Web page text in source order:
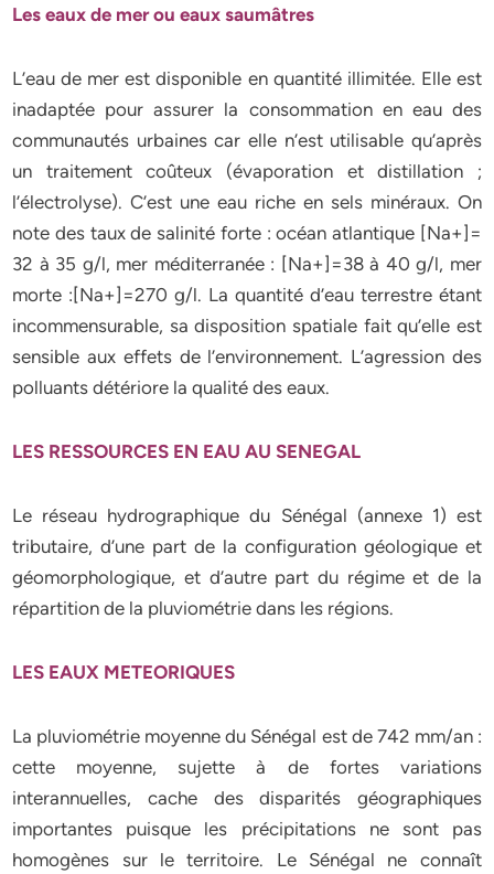
Les eaux de mer ou eaux saumâtres
L’eau de mer est disponible en quantité illimitée. Elle est
inadaptée pour assurer la consommation en eau des
communautés urbaines car elle n’est utilisable qu’après
un traitement coûteux (évaporation et distillation ;
l’électrolyse). C’est une eau riche en sels minéraux. On
note des taux de salinité forte : océan atlantique [Na+]=
32 à 35 g/l, mer méditerranée : [Na+]=38 à 40 g/l, mer
morte :[Na+]=270 g/l. La quantité d’eau terrestre étant
incommensurable, sa disposition spatiale fait qu’elle est
sensible aux effets de l’environnement. L’agression des
polluants détériore la qualité des eaux.
LES RESSOURCES EN EAU AU SENEGAL
Le réseau hydrographique du Sénégal (annexe 1) est
tributaire, d’une part de la configuration géologique et
géomorphologique, et d’autre part du régime et de la
répartition de la pluviométrie dans les régions.
LES EAUX METEORIQUES
La pluviométrie moyenne du Sénégal est de 742 mm/an :
cette moyenne, sujette à de fortes variations
interannuelles, cache des disparités géographiques
importantes puisque les précipitations ne sont pas
homogènes sur le territoire. Le Sénégal ne connaît